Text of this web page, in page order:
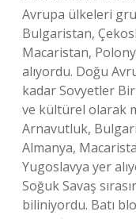
Avrupa ülkeleri
Bulgaristan,
Macaristan,
alıyordu. Doğu
kadar Sovyetler
ve kültürel olarak
Arnavutluk,
Almanya,
Yugoslavya yer
Soğuk Savaş
biliniyordu. Batı